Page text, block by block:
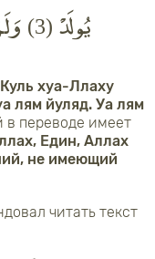
يُولَدْ (3) وَلَمْ يَكُنْ لَهُ كُفُوًا أَحَدٌ (4)
хуа-Ллаху
лям йуляд. Уа лям
в переводе имеет
Един, Аллах
не имеющий